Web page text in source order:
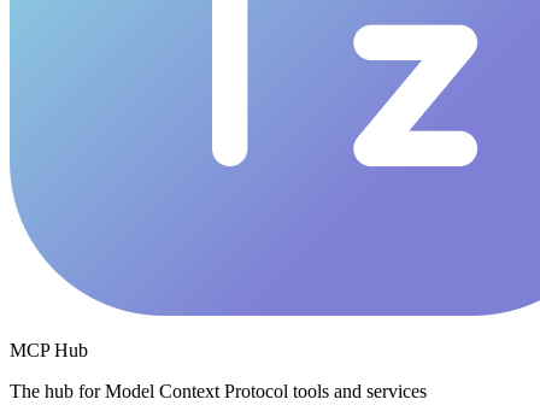
MCP Hub
The hub for Model Context Protocol tools and services